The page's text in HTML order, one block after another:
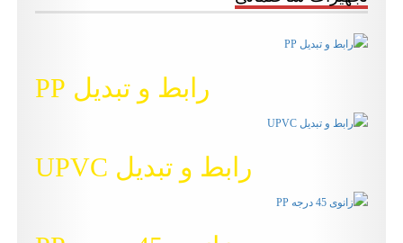
رابط و تبدیل PP
رابط و تبدیل UPVC